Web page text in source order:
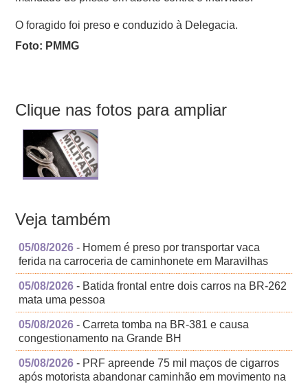
O foragido foi preso e conduzido à Delegacia.
Foto: PMMG
Clique nas fotos para ampliar
Veja também
05/08/2026 - Homem é preso por transportar vaca
ferida na carroceria de caminhonete em Maravilhas
05/08/2026 - Batida frontal entre dois carros na BR-262
mata uma pessoa
05/08/2026 - Carreta tomba na BR-381 e causa
congestionamento na Grande BH
05/08/2026 - PRF apreende 75 mil maços de cigarros
após motorista abandonar caminhão em movimento na